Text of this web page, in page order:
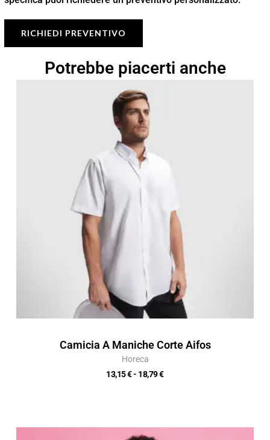
RICHIEDI PREVENTIVO
Potrebbe piacerti anche
Camicia A Maniche Corte Aifos
Horeca
13,15€- 18,79€